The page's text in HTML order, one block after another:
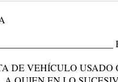
DE VEHÍCULO USADO